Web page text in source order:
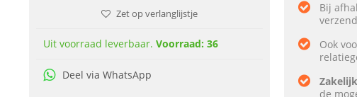
Zet op verlanglijstje
Uit voorraad leverbaar. Voorraad: 36
Deel via WhatsApp
Bij
Ook
de